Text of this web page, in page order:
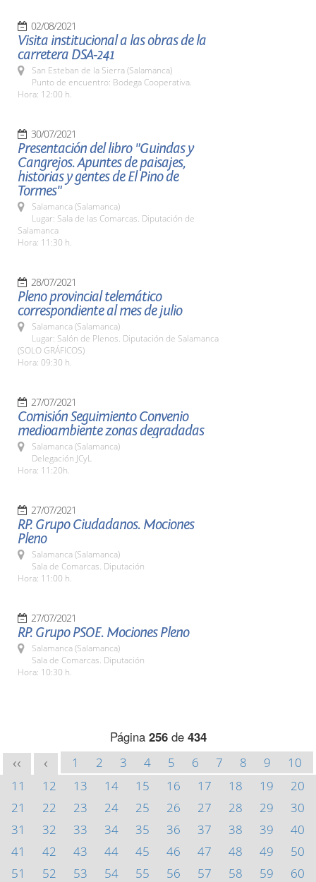
02/08/2021
Visita institucional a las obras de la
carretera DSA-241
San Esteban de la Sierra (Salamanca)
Punto de encuentro: Bodega Cooperativa.
Hora: 12:00 h.
30/07/2021
Presentación del libro "Guindas y
Cangrejos. Apuntes de paisajes,
historias y gentes de El Pino de
Tormes"
Salamanca (Salamanca)
Lugar: Sala de las Comarcas. Diputación de
Salamanca
Hora: 11:30 h.
28/07/2021
Pleno provincial telemático
correspondiente al mes de julio
Salamanca (Salamanca)
Lugar: Salón de Plenos. Diputación de Salamanca
(SOLO GRÁFICOS)
Hora: 09:30 h.
27/07/2021
Comisión Seguimiento Convenio
medioambiente zonas degradadas
Salamanca (Salamanca)
Delegación JCyL
Hora: 11:20h.
27/07/2021
RP. Grupo Ciudadanos. Mociones
Pleno
Salamanca (Salamanca)
Sala de Comarcas. Diputación
Hora: 11:00 h.
27/07/2021
RP. Grupo PSOE. Mociones Pleno
Salamanca (Salamanca)
Sala de Comarcas. Diputación
Hora: 10:30 h.
Página 256de 434
<< < 1 2 3 4 5 6 7 8 9
10
11
12 13 14 15 16 17 18 19
20
21
22 23 24 25 26 27 28 29
30
31
32 33 34 35 36 37 38 39
40
41
42 43 44 45 46 47 48 49
50
51
52 53 54 55 56 57 58 59
60